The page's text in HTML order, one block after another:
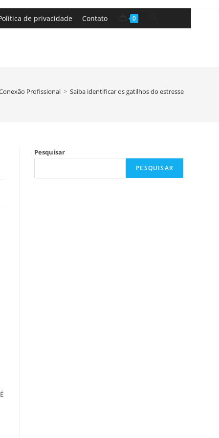
de privacidade Contato 0
Profissional > Saiba identificar os gatilhos do estresse
Pesquisar
PESQUISAR